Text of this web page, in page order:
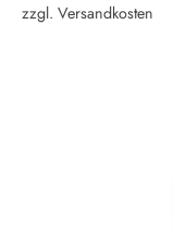
zzgl. Versandkosten